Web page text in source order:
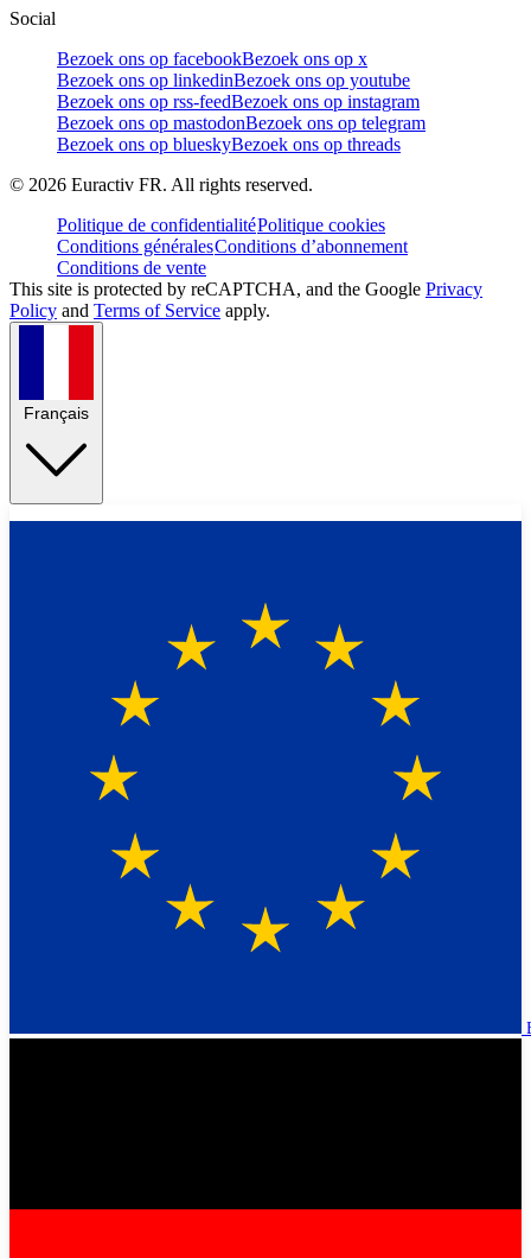
Social
Bezoek ons op facebookBezoek ons op x
Bezoek ons op linkedinBezoek ons op youtube
Bezoek ons op rss-feedBezoek ons op instagram
Bezoek ons op mastodonBezoek ons op telegram
Bezoek ons op blueskyBezoek ons op threads
© 2026 Euractiv FR. All rights reserved.
Politique de confidentialitéPolitique cookies
Conditions généralesConditions d’abonnement
Conditions de vente
This site is protected by reCAPTCHA, and the Google Privacy
Policy and Terms of Service apply.
Français